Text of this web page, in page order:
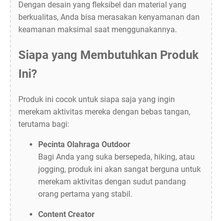
Dengan desain yang fleksibel dan material yang
berkualitas, Anda bisa merasakan kenyamanan dan
keamanan maksimal saat menggunakannya.
Siapa yang Membutuhkan Produk
Ini?
Produk ini cocok untuk siapa saja yang ingin
merekam aktivitas mereka dengan bebas tangan,
terutama bagi:
Pecinta Olahraga Outdoor
Bagi Anda yang suka bersepeda, hiking, atau
jogging, produk ini akan sangat berguna untuk
merekam aktivitas dengan sudut pandang
orang pertama yang stabil.
Content Creator